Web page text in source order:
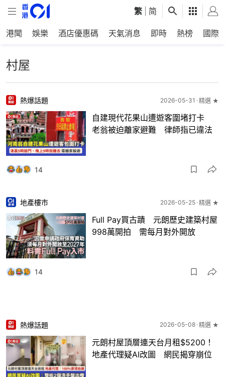
繁 简
港聞 娛樂 酒店優惠碼 天氣消息 即時 熱榜 國際
村屋
熱爆話題 2026-05-31 精選 ★
自建現代花果山遭遊客圍堵打卡
老翁被迫離家避難 律師指已違法
14
地產樓市 2026-05-25 精選 ★
Full Pay買古蹟 元朗歷史建築村屋
998萬開拍 需每月對外開放
14
熱爆話題 2026-05-08 精選 ★
元朗村屋頂層連天台月租$5200！
地產代理疑AI改圖 網民揭穿崩位